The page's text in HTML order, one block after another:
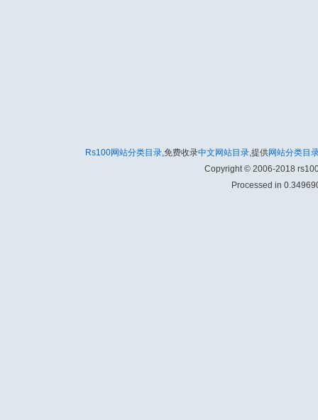
Rs100网站分类目录,免费收录中文网站目录,提供网站分类目
Copyright © 2006-2018
Processed in